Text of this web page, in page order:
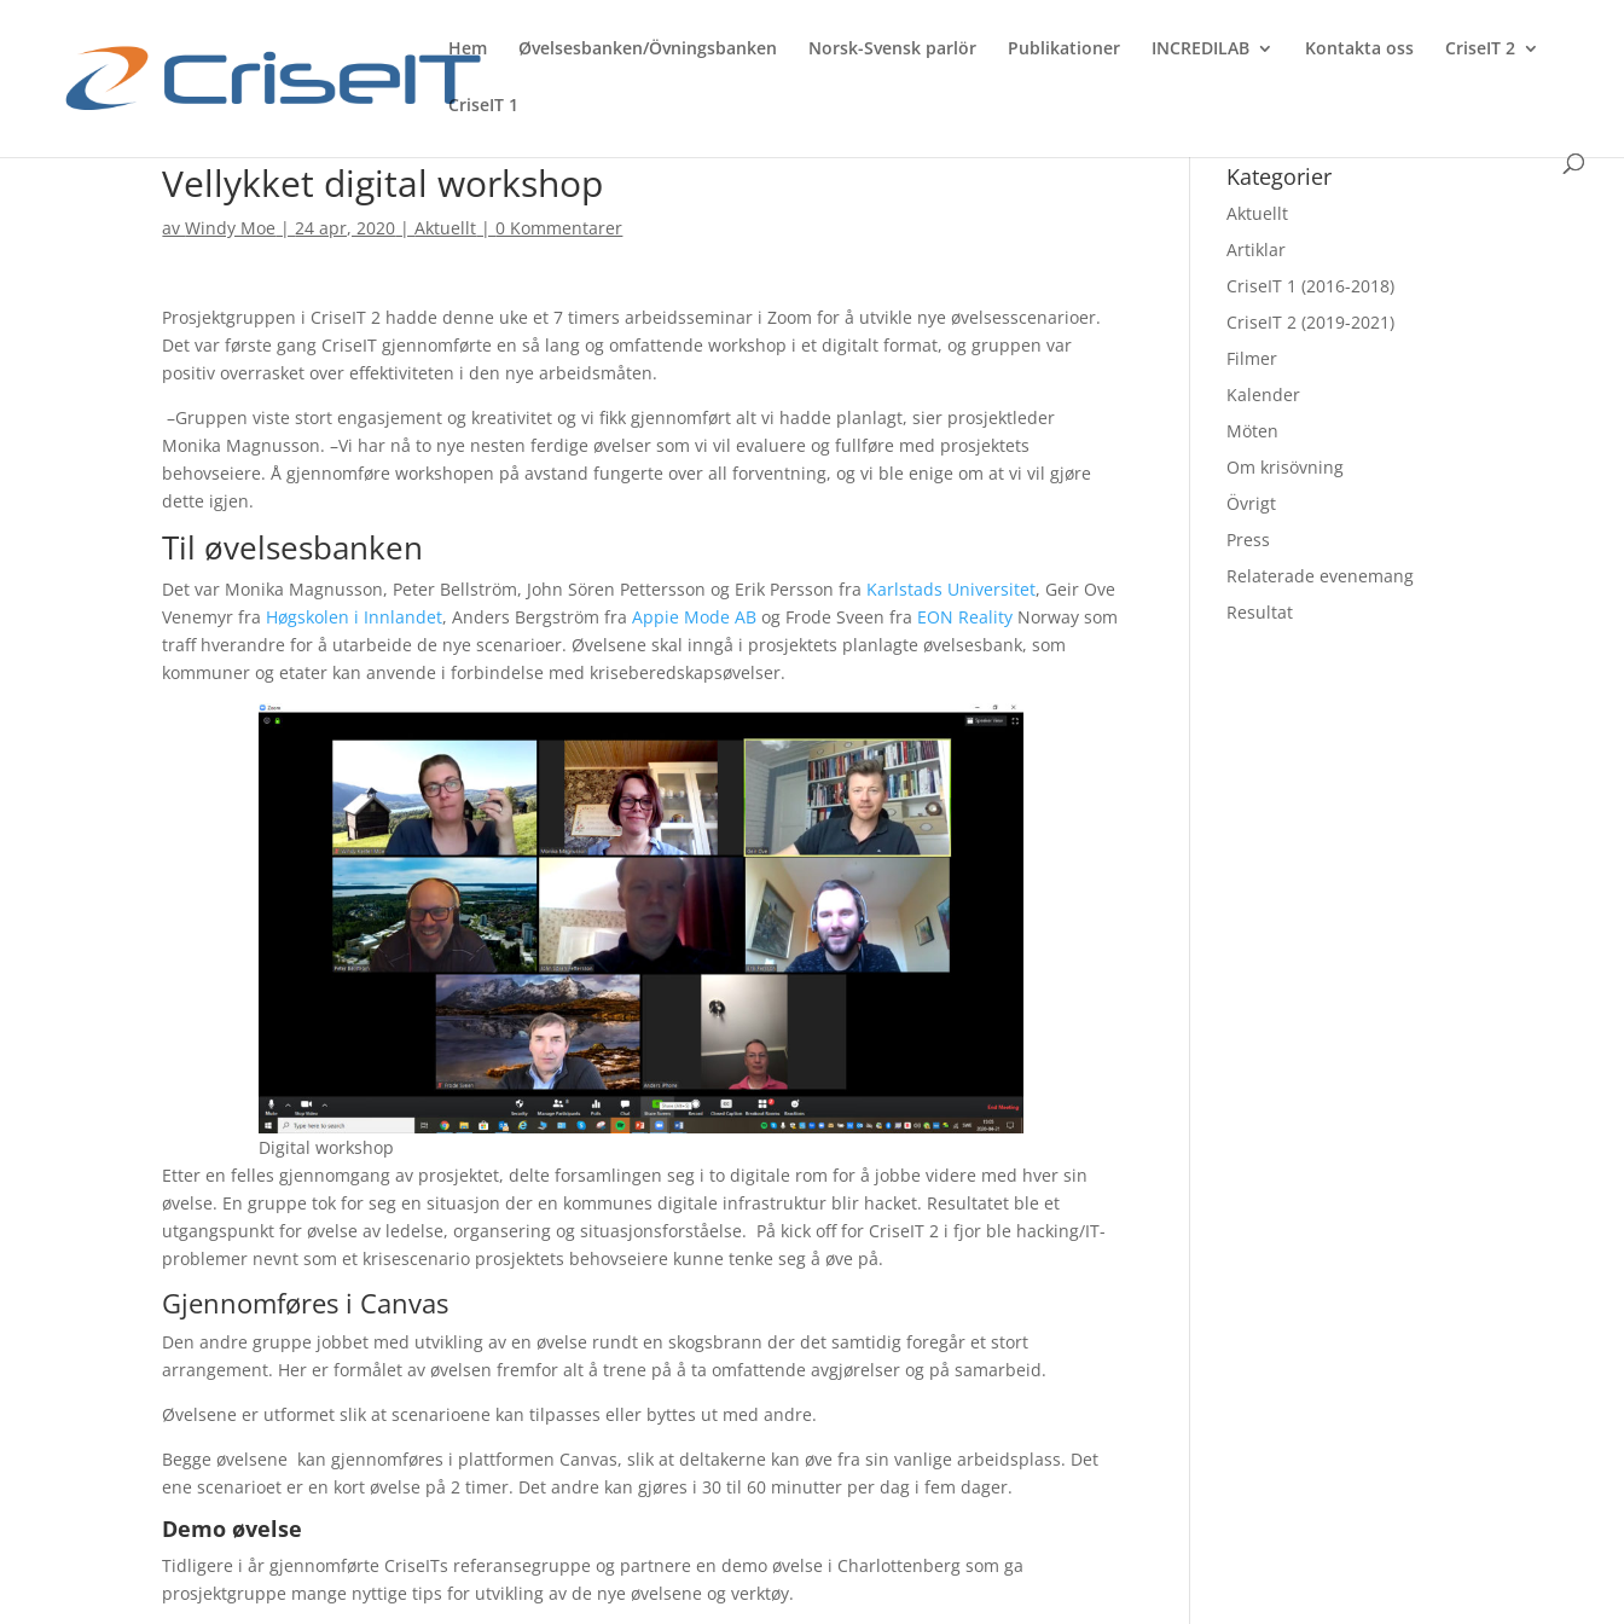
Hem Øvelsesbanken/Övningsbanken Norsk-Svensk parlör Publikationer INCREDILAB Kontakta oss CriseIT 2
CriseIT 1
Vellykket digital workshop
avWindy Moe |24 apr, 2020 |Aktuellt |0 Kommentarer
Prosjektgruppen i CriseIT 2 hadde denne uke et 7 timers arbeidsseminar i Zoom for å utvikle nye øvelsesscenarioer.
Det var første gang CriseIT gjennomførte en så lang og omfattende workshop i et digitalt format, og gruppen var
positiv overrasket over effektiviteten i den nye arbeidsmåten.
–Gruppen viste stort engasjement og kreativitet og vi fikk gjennomført alt vi hadde planlagt, sier prosjektleder
Monika Magnusson. –Vi har nå to nye nesten ferdige øvelser som vi vil evaluere og fullføre med prosjektets
behovseiere. Å gjennomføre workshopen på avstand fungerte over all forventning, og vi ble enige om at vi vil gjøre
dette igjen.
Til øvelsesbanken
Det var Monika Magnusson, Peter Bellström, John Sören Pettersson og Erik Persson fra Karlstads Universitet, Geir Ove
Venemyr fra Høgskolen i Innlandet, Anders Bergström fraAppie Mode AB og Frode Sveen fra EON Reality Norway som
traff hverandre for å utarbeide de nye scenarioer. Øvelsene skal inngå i prosjektets planlagte øvelsesbank, som
kommuner og etater kan anvende i forbindelse med kriseberedskapsøvelser.
Digital workshop
Etter en felles gjennomgang av prosjektet, delte forsamlingen seg i to digitale rom for å jobbe videre med hver sin
øvelse. En gruppe tok for seg en situasjon der en kommunes digitale infrastruktur blir hacket. Resultatet ble et
utgangspunkt for øvelse av ledelse, organsering og situasjonsforståelse. På kick off for CriseIT 2 i fjor ble hacking/IT-
problemer nevnt som et krisescenario prosjektets behovseiere kunne tenke seg å øve på.
Gjennomføres i Canvas
Den andre gruppe jobbet med utvikling av en øvelse rundt en skogsbrann der det samtidig foregår et stort
arrangement. Her er formålet av øvelsen fremfor alt å trene på å ta omfattende avgjørelser og på samarbeid.
Øvelsene er utformet slik at scenarioene kan tilpasses eller byttes ut med andre.
Begge øvelsene kan gjennomføres i plattformen Canvas, slik at deltakerne kan øve fra sin vanlige arbeidsplass. Det
ene scenarioet er en kort øvelse på 2 timer. Det andre kan gjøres i 30 til 60 minutter per dag i fem dager.
Demo øvelse
Tidligere i år gjennomførte CriseITs referansegruppe og partnere en demo øvelse i Charlottenberg som ga
prosjektgruppe mange nyttige tips for utvikling av de nye øvelsene og verktøy.
Kategorier
Aktuellt
Artiklar
CriseIT 1 (2016-2018)
CriseIT 2 (2019-2021)
Filmer
Kalender
Möten
Om krisövning
Övrigt
Press
Relaterade evenemang
Resultat